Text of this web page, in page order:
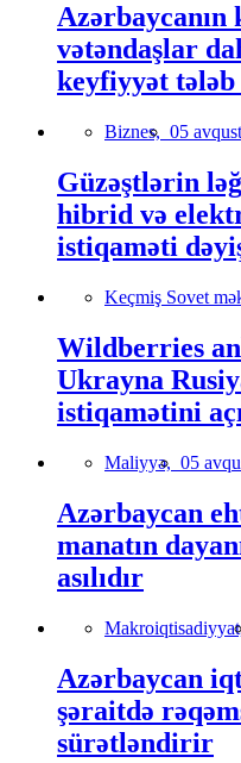
Azərbaycanın
vətəndaşlar
keyfiyyət
Biznes, 05
Güzəştlərin
hibrid və
istiqaməti
Keçmiş Sovet
Wildberries
Ukrayna
istiqamətini
Maliyyə, 05
Azərbaycan
manatın
asılıdır
Azərbaycan
şəraitdə
sürətləndirir